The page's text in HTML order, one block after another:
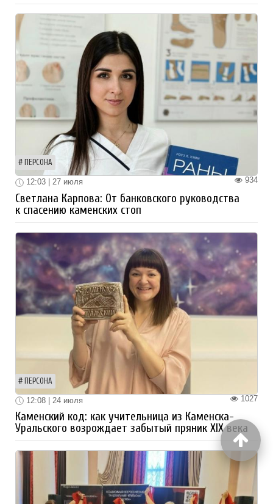
ПЕРСОНА
934
12:03 | 27 июля
Светлана Карпова: От банковского руководства
к спасению каменских стоп
ПЕРСОНА
1027
12:08 | 24 июля
Каменский код: как учительница из Каменска-
Уральского возрождает забытый пряник XIX века